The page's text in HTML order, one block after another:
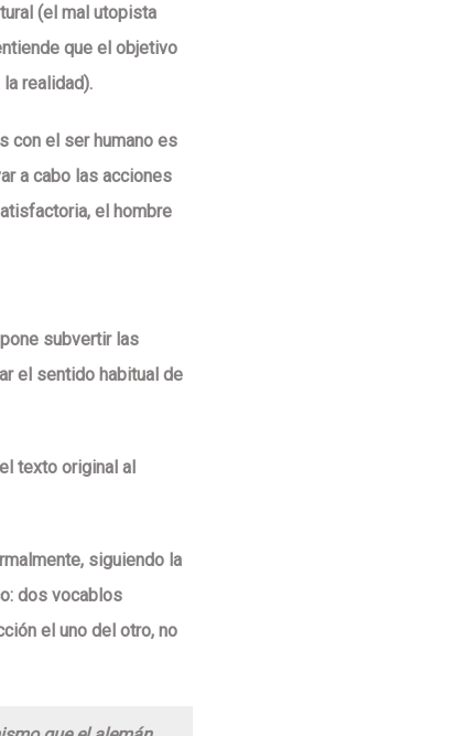
(el mal utopista
que el objetivo
realidad).
con el ser humano es
a cabo las acciones
el hombre
subvertir las
el sentido habitual de
texto original al
siguiendo la
dos vocablos
el uno del otro, no